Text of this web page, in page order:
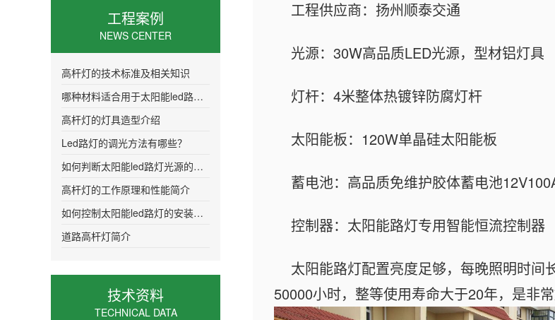
工程案例
NEWS CENTER
高杆灯的技术标准及相关知识
哪种材料适合用于太阳能led路灯的灯头
高杆灯的灯具造型介绍
Led路灯的调光方法有哪些？
如何判断太阳能led路灯光源的质量
高杆灯的工作原理和性能简介
如何控制太阳能led路灯的安装距离更加合
道路高杆灯简介
技术资料
TECHNICAL DATA
工程供应商：扬州顺泰交通
光源：30W高品质LED光源，型材铝灯具
灯杆：4米整体热镀锌防腐灯杆
太阳能板：120W单晶硅太阳能板
蓄电池：高品质免维护胶体蓄电池
控制器：太阳能路灯专用智能恒流控制器
太阳能路灯配置亮度足够，每晚照明时间
50000小时，整等使用寿命大于20年，是非常